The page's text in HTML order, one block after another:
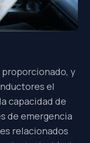
proporcionado, y
el
capacidad de
de emergencia
relacionados